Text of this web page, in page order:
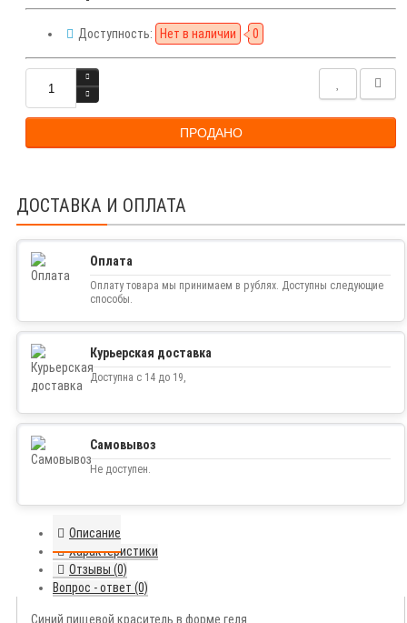
Доступность: Нет в наличии 0
ПРОДАНО
ДОСТАВКА И ОПЛАТА
Оплата
Оплату товара мы принимаем в рублях. Доступны следующие
способы.
Курьерская доставка
Доступна с 14 до 19,
Самовывоз
Не доступен.
Описание
Характеристики
Отзывы (0)
Вопрос - ответ (0)
Синий пищевой краситель в форме геля